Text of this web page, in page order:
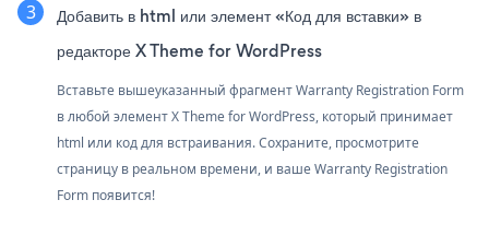
Добавить в html или элемент «Код для вставки» в
редакторе X Theme for WordPress
Вставьте вышеуказанный фрагмент Warranty Registration Form
в любой элемент X Theme for WordPress, который принимает
html или код для встраивания. Сохраните, просмотрите
страницу в реальном времени, и ваше Warranty Registration
Form появится!